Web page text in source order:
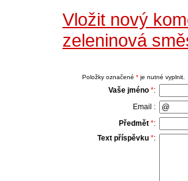
Vložit nový
zeleninová
Položky označené *je nutné vyplnit.
Vaše jméno *:
Email :
Předmět *:
Text příspěvku *: